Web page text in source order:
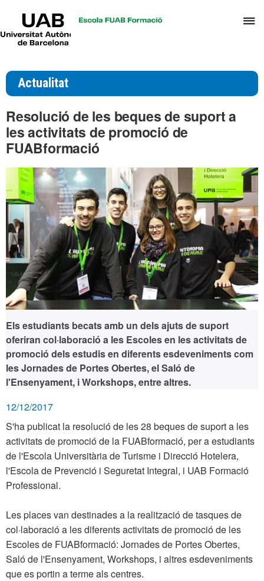
el
Universitat
Actualitat
Resolució de les beques de suport a
les activitats de promoció de
FUABformació
Els estudiants becats amb un dels ajuts de suport
oferiran col·laboració a les Escoles en les activitats de
promoció dels estudis en diferents esdeveniments com
les Jornades de Portes Obertes, el Saló de
l'Ensenyament, i Workshops, entre altres.
12/12/2017
S'ha publicat la resolució de les 28 beques de suport a les
activitats de promoció de la FUABformació, per a estudiants
de l'Escola Universitària de Turisme i Direcció Hotelera,
l'Escola de Prevenció i Seguretat Integral, i UAB Formació
Professional.
Les places van destinades a la realització de tasques de
col·laboració a les diferents activitats de promoció de les
Escoles de FUABformació: Jornades de Portes Obertes,
Saló de l'Ensenyament, Workshops, i altres esdeveniments
que es portin a terme als centres.